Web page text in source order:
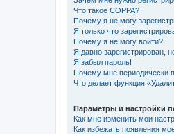
Что такое COPPA?
Почему я не могу
Я только что
Почему я не могу войти?
Я давно зарегистрирован,
Я забыл пароль!
Почему мне периодически
Что делает функция
Параметры и настройки
Как мне изменить мои
Как избежать появления